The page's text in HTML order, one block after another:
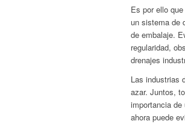
Es por ello
un sistema de
de embalaje.
regularidad,
drenajes
Las industrias
azar. Juntos,
importancia
ahora puede